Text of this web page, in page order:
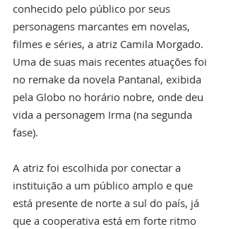
conhecido pelo público por seus
personagens marcantes em novelas,
filmes e séries, a atriz Camila Morgado.
Uma de suas mais recentes atuações foi
no remake da novela Pantanal, exibida
pela Globo no horário nobre, onde deu
vida a personagem Irma (na segunda
fase).
A atriz foi escolhida por conectar a
instituição a um público amplo e que
está presente de norte a sul do país, já
que a cooperativa está em forte ritmo